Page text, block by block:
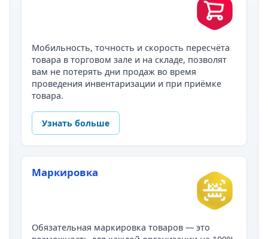
Мобильность, точность и скорость пересчёта
товара в торговом зале и на складе, позволят
вам не потерять дни продаж во время
проведения инвентаризации и при приёмке
товара.
Узнать больше
Маркировка
Обязательная маркировка товаров — это